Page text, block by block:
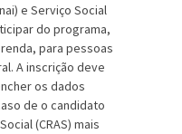
e Serviço Social
do programa,
para pessoas
A inscrição deve
os dados
de o candidato
(CRAS) mais